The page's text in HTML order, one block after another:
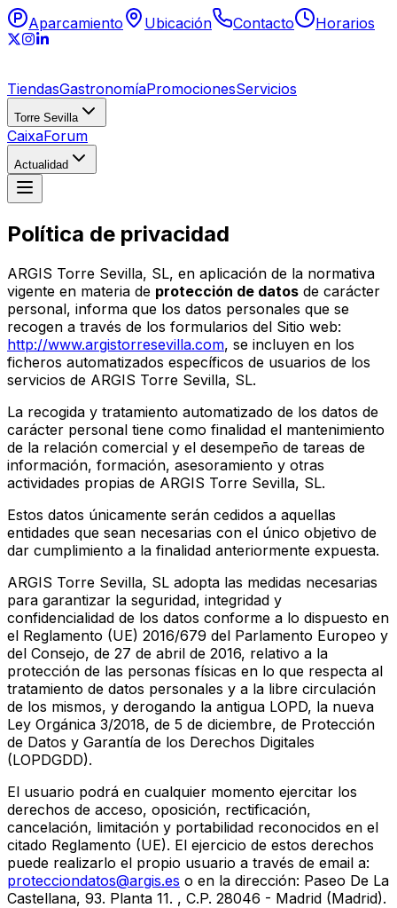
Aparcamiento Ubicación Contacto Horarios
TiendasGastronomíaPromocionesServicios
Torre Sevilla
CaixaForum
Actualidad
Política de privacidad
ARGIS Torre Sevilla, SL, en aplicación de la normativa
vigente en materia de protección de datos de carácter
personal, informa que los datos personales que se
recogen a través de los formularios del Sitio web:
http://www.argistorresevilla.com, se incluyen en los
ficheros automatizados específicos de usuarios de los
servicios de ARGIS Torre Sevilla, SL.
La recogida y tratamiento automatizado de los datos de
carácter personal tiene como finalidad el mantenimiento
de la relación comercial y el desempeño de tareas de
información, formación, asesoramiento y otras
actividades propias de ARGIS Torre Sevilla, SL.
Estos datos únicamente serán cedidos a aquellas
entidades que sean necesarias con el único objetivo de
dar cumplimiento a la finalidad anteriormente expuesta.
ARGIS Torre Sevilla, SL adopta las medidas necesarias
para garantizar la seguridad, integridad y
confidencialidad de los datos conforme a lo dispuesto en
el Reglamento (UE) 2016/679 del Parlamento Europeo y
del Consejo, de 27 de abril de 2016, relativo a la
protección de las personas físicas en lo que respecta al
tratamiento de datos personales y a la libre circulación
de los mismos, y derogando la antigua LOPD, la nueva
Ley Orgánica 3/2018, de 5 de diciembre, de Protección
de Datos y Garantía de los Derechos Digitales
(LOPDGDD).
El usuario podrá en cualquier momento ejercitar los
derechos de acceso, oposición, rectificación,
cancelación, limitación y portabilidad reconocidos en el
citado Reglamento (UE). El ejercicio de estos derechos
puede realizarlo el propio usuario a través de email a:
protecciondatos@argis.es o en la dirección: Paseo De La
Castellana, 93. Planta 11. , C.P. 28046 - Madrid (Madrid).